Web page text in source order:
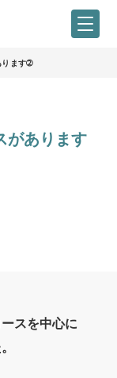
ります➁
あります
スを中心に